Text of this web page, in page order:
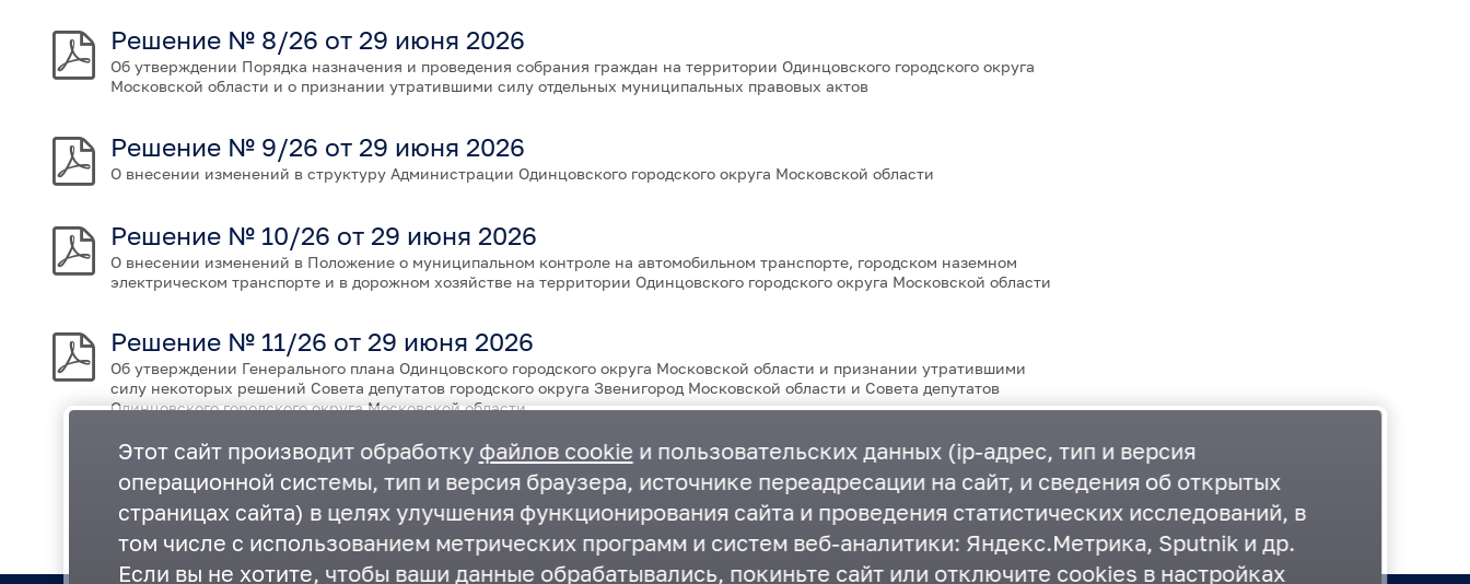
Решение № 8/26 от 29 июня 2026
Об утверждении Порядка назначения и проведения собрания граждан на территории Одинцовского городского округа
Московской области и о признании утратившими силу отдельных муниципальных правовых актов
Решение № 9/26 от 29 июня 2026
О внесении изменений в структуру Администрации Одинцовского городского округа Московской области
Решение № 10/26 от 29 июня 2026
О внесении изменений в Положение о муниципальном контроле на автомобильном транспорте, городском наземном
электрическом транспорте и в дорожном хозяйстве на территории Одинцовского городского округа Московской области
Решение № 11/26 от 29 июня 2026
Об утверждении Генерального плана Одинцовского городского округа Московской области и признании утратившими
силу некоторых решений Совета депутатов городского округа Звенигород Московской области и Совета депутатов
Одинцовского городского округа Московской области
Этот сайт производит обработку файлов cookieи пользовательских данных (ip-адрес, тип и версия
операционной системы, тип и версия браузера, источнике переадресации на сайт, и сведения об открытых
страницах сайта) в целях улучшения функционирования сайта и проведения статистических исследований, в
том числе с использованием метрических программ и систем веб-аналитики: Яндекс.Метрика, Sputnik и др.
Если вы не хотите, чтобы ваши данные обрабатывались, покиньте сайт или отключите cookies в настройках